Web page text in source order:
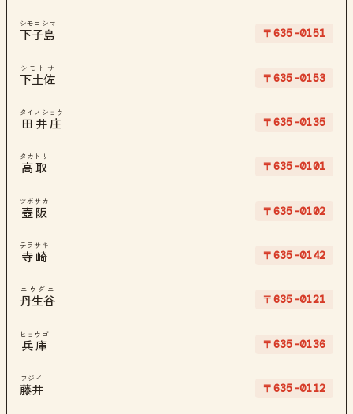
下子島
シモコシマ
〒635-0151
下土佐
シモトサ
〒635-0153
田井庄
タイノショウ
〒635-0135
高取
タカトリ
〒635-0101
壺阪
ツボサカ
〒635-0102
寺崎
テラサキ
〒635-0142
丹生谷
ニウダニ
〒635-0121
兵庫
ヒョウゴ
〒635-0136
藤井
フジイ
〒635-0112